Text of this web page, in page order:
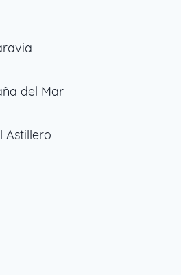
del Mar
Astillero